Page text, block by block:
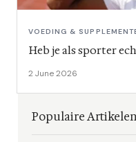
VOEDING &
Heb je als sporter
2 June 2026
Populaire